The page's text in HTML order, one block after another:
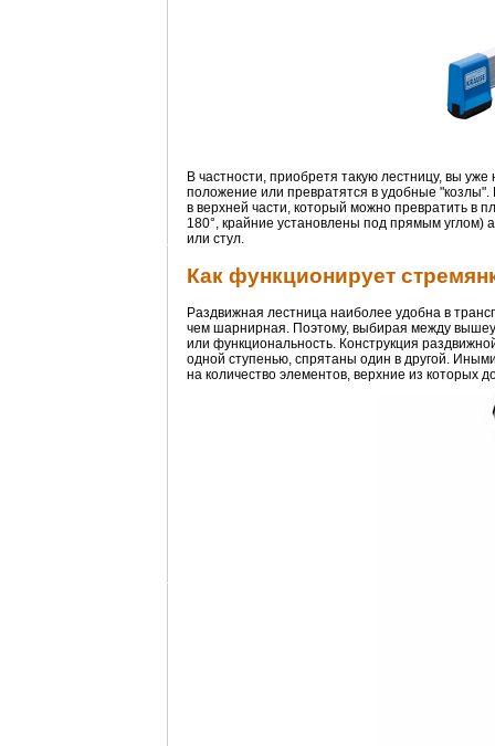
В частности, приобретя такую лестницу, вы
положение или превратятся в удобные "козлы".
в верхней части, который можно превратить в
180°, крайние установлены под прямым
или стул.
Как функционирует
Раздвижная лестница наиболее удобна в
чем шарнирная. Поэтому, выбирая между
или функциональность. Конструкция
одной ступенью, спрятаны один в другой.
на количество элементов, верхние из которых